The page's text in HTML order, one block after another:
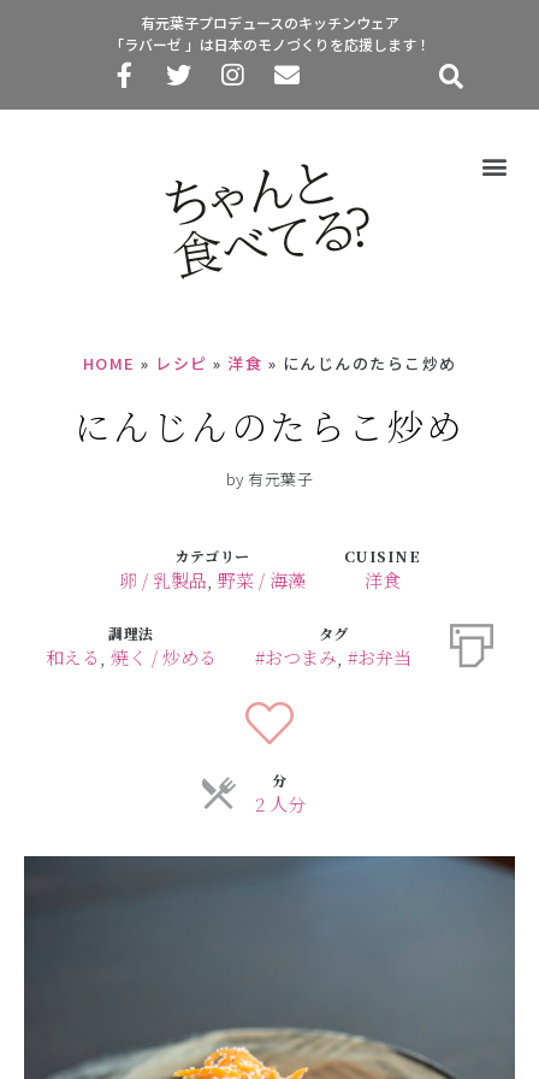
有元葉子プロデュースのキッチンウェア
「ラバーゼ 」は日本のモノづくりを応援します！
HOME » レシピ » 洋食 » にんじんのたらこ炒め
にんじんのたらこ炒め
by 有元葉子
カテゴリー
卵 / 乳製品, 野菜 / 海藻
CUISINE
洋食
調理法
和える, 焼く / 炒める
タグ
#おつまみ, #お弁当
分
2 人分